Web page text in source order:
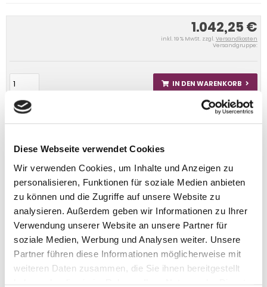
Diese Webseite verwendet Cookies
Wir verwenden Cookies, um Inhalte und Anzeigen zu
personalisieren, Funktionen für soziale Medien anbieten
zu können und die Zugriffe auf unsere Website zu
analysieren. Außerdem geben wir Informationen zu Ihrer
Verwendung unserer Website an unsere Partner für
soziale Medien, Werbung und Analysen weiter. Unsere
Partner führen diese Informationen möglicherweise mit
weiteren Daten zusammen, die Sie ihnen bereitgestellt
1.042,25 €
inkl. 19 % MwSt. zzgl. Versandkosten
Versandgruppe:
IN DEN WARENKORB